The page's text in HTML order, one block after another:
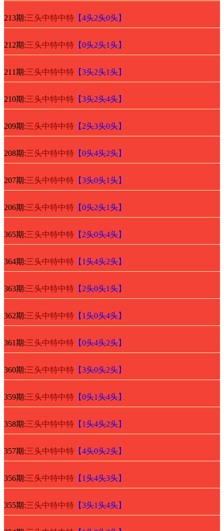
213期:三头中特中特 【4头2头0头】
212期:三头中特中特 【0头2头1头】
211期:三头中特中特 【3头2头1头】
210期:三头中特中特 【3头2头4头】
209期:三头中特中特 【2头3头0头】
208期:三头中特中特 【0头4头2头】
207期:三头中特中特 【3头0头1头】
206期:三头中特中特 【0头2头1头】
365期:三头中特中特 【2头0头4头】
364期:三头中特中特 【1头4头2头】
363期:三头中特中特 【2头0头1头】
362期:三头中特中特 【1头0头4头】
361期:三头中特中特 【0头4头2头】
360期:三头中特中特 【3头0头2头】
359期:三头中特中特 【0头1头4头】
358期:三头中特中特 【1头4头2头】
357期:三头中特中特 【4头0头2头】
356期:三头中特中特 【1头4头3头】
355期:三头中特中特 【3头1头4头】